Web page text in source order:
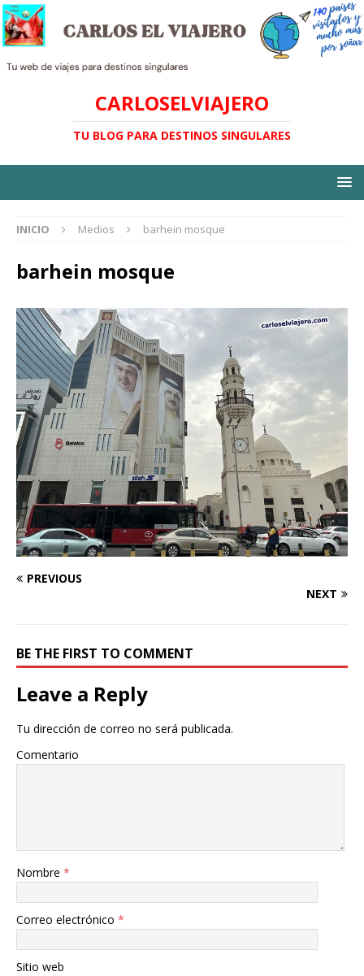
CARLOSELVIAJERO
TU BLOG PARA DESTINOS SINGULARES
INICIO Medios barhein mosque
barhein mosque
PREVIOUS
NEXT
BE THE FIRST TO COMMENT
Leave a Reply
Tu dirección de correo no será publicada.
Comentario
Nombre *
Correo electrónico *
Sitio web